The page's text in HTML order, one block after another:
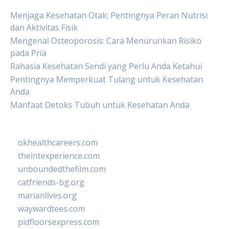
Menjaga Kesehatan Otak: Pentingnya Peran Nutrisi
dan Aktivitas Fisik
Mengenal Osteoporosis: Cara Menurunkan Risiko
pada Pria
Rahasia Kesehatan Sendi yang Perlu Anda Ketahui
Pentingnya Memperkuat Tulang untuk Kesehatan
Anda
Manfaat Detoks Tubuh untuk Kesehatan Anda
okhealthcareers.com
theintexperience.com
unboundedthefilm.com
catfriends-bg.org
marianlives.org
waywardtees.com
pidfloorsexpress.com